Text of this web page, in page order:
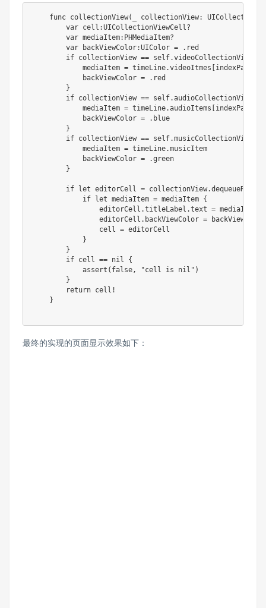
func collectionView(_ collectionView:
        var cell:UICollectionViewCell?
        var mediaItem:PHMediaItem?
        var backViewColor:UIColor = .red
        if collectionView == self.videoCollectionView {
mediaItem =
            backViewColor = .red
        }
        if collectionView == self.audioCollectionView {
mediaItem =
            backViewColor = .blue
        }
        if collectionView == self.musicCollectionView {
            mediaItem = timeLine.musicItem
            backViewColor = .green
        }
if let editorCell =
            if let mediaItem = mediaItem {
editorCell.titleLabel.text =
                editorCell.backViewColor = backViewColor
                cell = editorCell
            }
        }
        if cell == nil {
            assert(false, "cell is nil")
        }
        return cell!
    }
最终的实现的页面显示效果如下：